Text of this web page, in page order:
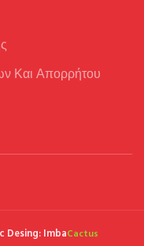
Και Απορρήτου
Desing: ImbaCactus